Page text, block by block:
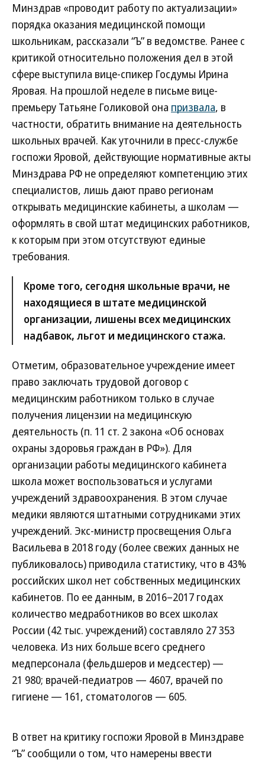
Минздрав «проводит работу по актуализации»
порядка оказания медицинской помощи
школьникам, рассказали “Ъ” в ведомстве. Ранее с
критикой относительно положения дел в этой
сфере выступила вице-спикер Госдумы Ирина
Яровая. На прошлой неделе в письме вице-
премьеру Татьяне Голиковой она призвала, в
частности, обратить внимание на деятельность
школьных врачей. Как уточнили в пресс-службе
госпожи Яровой, действующие нормативные акты
Минздрава РФ не определяют компетенцию этих
специалистов, лишь дают право регионам
открывать медицинские кабинеты, а школам —
оформлять в свой штат медицинских работников,
к которым при этом отсутствуют единые
требования.
Кроме того, сегодня школьные врачи, не
находящиеся в штате медицинской
организации, лишены всех медицинских
надбавок, льгот и медицинского стажа.
Отметим, образовательное учреждение имеет
право заключать трудовой договор с
медицинским работником только в случае
получения лицензии на медицинскую
деятельность (п. 11 ст. 2 закона «Об основах
охраны здоровья граждан в РФ»). Для
организации работы медицинского кабинета
школа может воспользоваться и услугами
учреждений здравоохранения. В этом случае
медики являются штатными сотрудниками этих
учреждений. Экс-министр просвещения Ольга
Васильева в 2018 году (более свежих данных не
публиковалось) приводила статистику, что в 43%
российских школ нет собственных медицинских
кабинетов. По ее данным, в 2016–2017 годах
количество медработников во всех школах
России (42 тыс. учреждений) составляло 27 353
человека. Из них больше всего среднего
медперсонала (фельдшеров и медсестер) —
21 980; врачей-педиатров — 4607, врачей по
гигиене — 161, стоматологов — 605.
В ответ на критику госпожи Яровой в Минздраве
“Ъ” сообщили о том, что намерены ввести